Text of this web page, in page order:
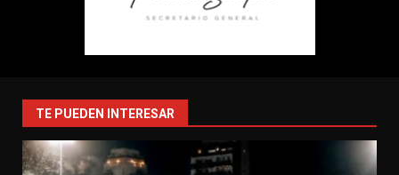
TE PUEDEN INTERESAR